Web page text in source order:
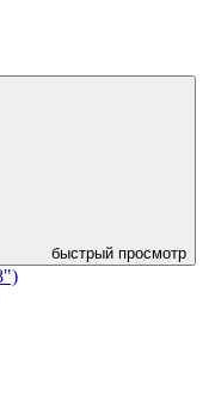
быстрый просмотр